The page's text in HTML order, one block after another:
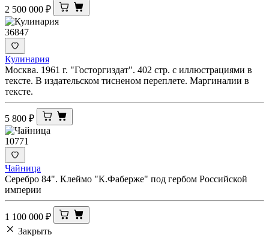
2 500 000 ₽
36847
Кулинария
Москва. 1961 г. "Госторгиздат". 402 стр. с иллюстрациями в
тексте. В издательском тисненом переплете. Маргиналии в
тексте.
5 800 ₽
10771
Чайница
Серебро 84". Клеймо "К.Фаберже" под гербом Российской
империи
1 100 000 ₽
Закрыть